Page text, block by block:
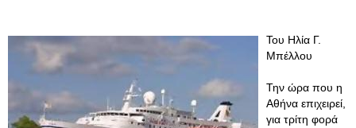
Του Ηλία Γ.
Μπέλλου
Την ώρα που η
Αθήνα επιχειρεί,
για τρίτη φορά